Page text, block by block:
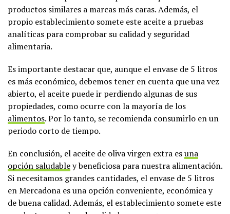
productos similares a marcas más caras. Además, el
propio establecimiento somete este aceite a pruebas
analíticas para comprobar su calidad y seguridad
alimentaria.
Es importante destacar que, aunque el envase de 5 litros
es más económico, debemos tener en cuenta que una vez
abierto, el aceite puede ir perdiendo algunas de sus
propiedades, como ocurre con la mayoría de los
alimentos. Por lo tanto, se recomienda consumirlo en un
periodo corto de tiempo.
En conclusión, el aceite de oliva virgen extra esuna
opción saludabley beneficiosa para nuestra alimentación.
Si necesitamos grandes cantidades, el envase de 5 litros
en Mercadona es una opción conveniente, económica y
de buena calidad. Además, el establecimiento somete este